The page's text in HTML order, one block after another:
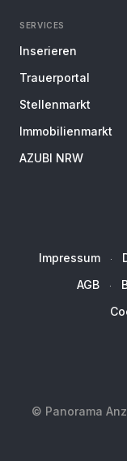
SERVICES
Inserieren
Trauerportal
Stellenmarkt
Immobilienmarkt
AZUBI NRW
Impressum
AGB
© Panorama